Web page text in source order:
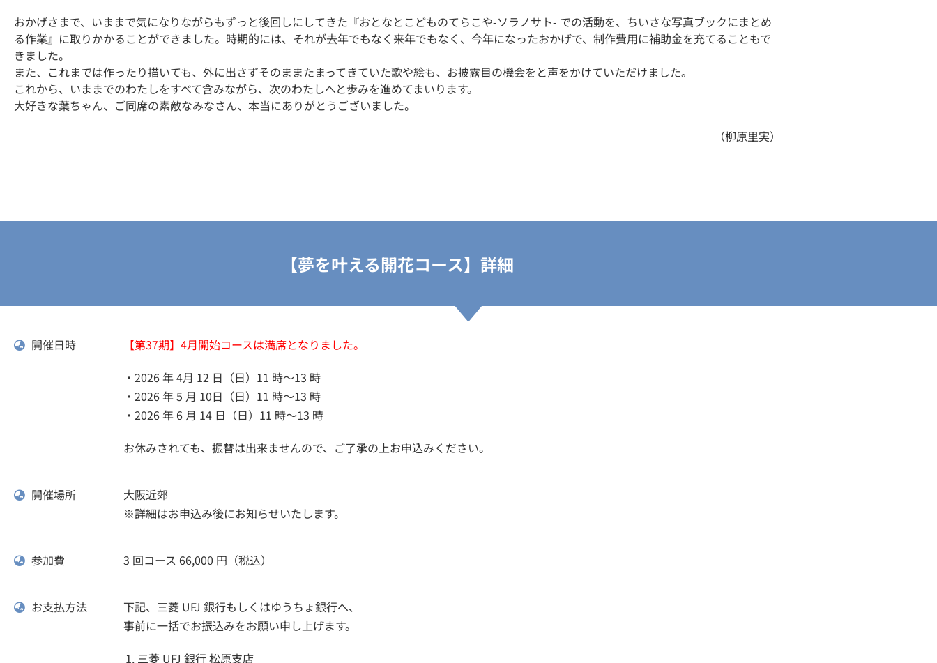
おかげさまで、いままで気になりながらもずっと後回しにしてきた『おとなとこどものてらこや-ソラノサト- での活動を、ちいさな写真ブックにまとめ
る作業』に取りかかることができました。時期的には、それが去年でもなく来年でもなく、今年になったおかげで、制作費用に補助金を充てることもで
きました。
また、これまでは作ったり描いても、外に出さずそのままたまってきていた歌や絵も、お披露目の機会をと声をかけていただけました。
これから、いままでのわたしをすべて含みながら、次のわたしへと歩みを進めてまいります。
大好きな葉ちゃん、ご同席の素敵なみなさん、本当にありがとうございました。
（柳原里実）
【夢を叶える開花コース】詳細
開催日時
【第37期】4月開始コースは満席となりました。
・2026 年 4月 12 日（日）11 時～13 時
・2026 年 5 月 10日（日）11 時～13 時
・2026 年 6 月 14 日（日）11 時～13 時
お休みされても、振替は出来ませんので、ご了承の上お申込みください。
開催場所
大阪近郊
※詳細はお申込み後にお知らせいたします。
参加費 3 回コース 66,000 円（税込）
お支払方法
下記、三菱 UFJ 銀行もしくはゆうちょ銀行へ、
事前に一括でお振込みをお願い申し上げます。
三菱 UFJ 銀行 松原支店